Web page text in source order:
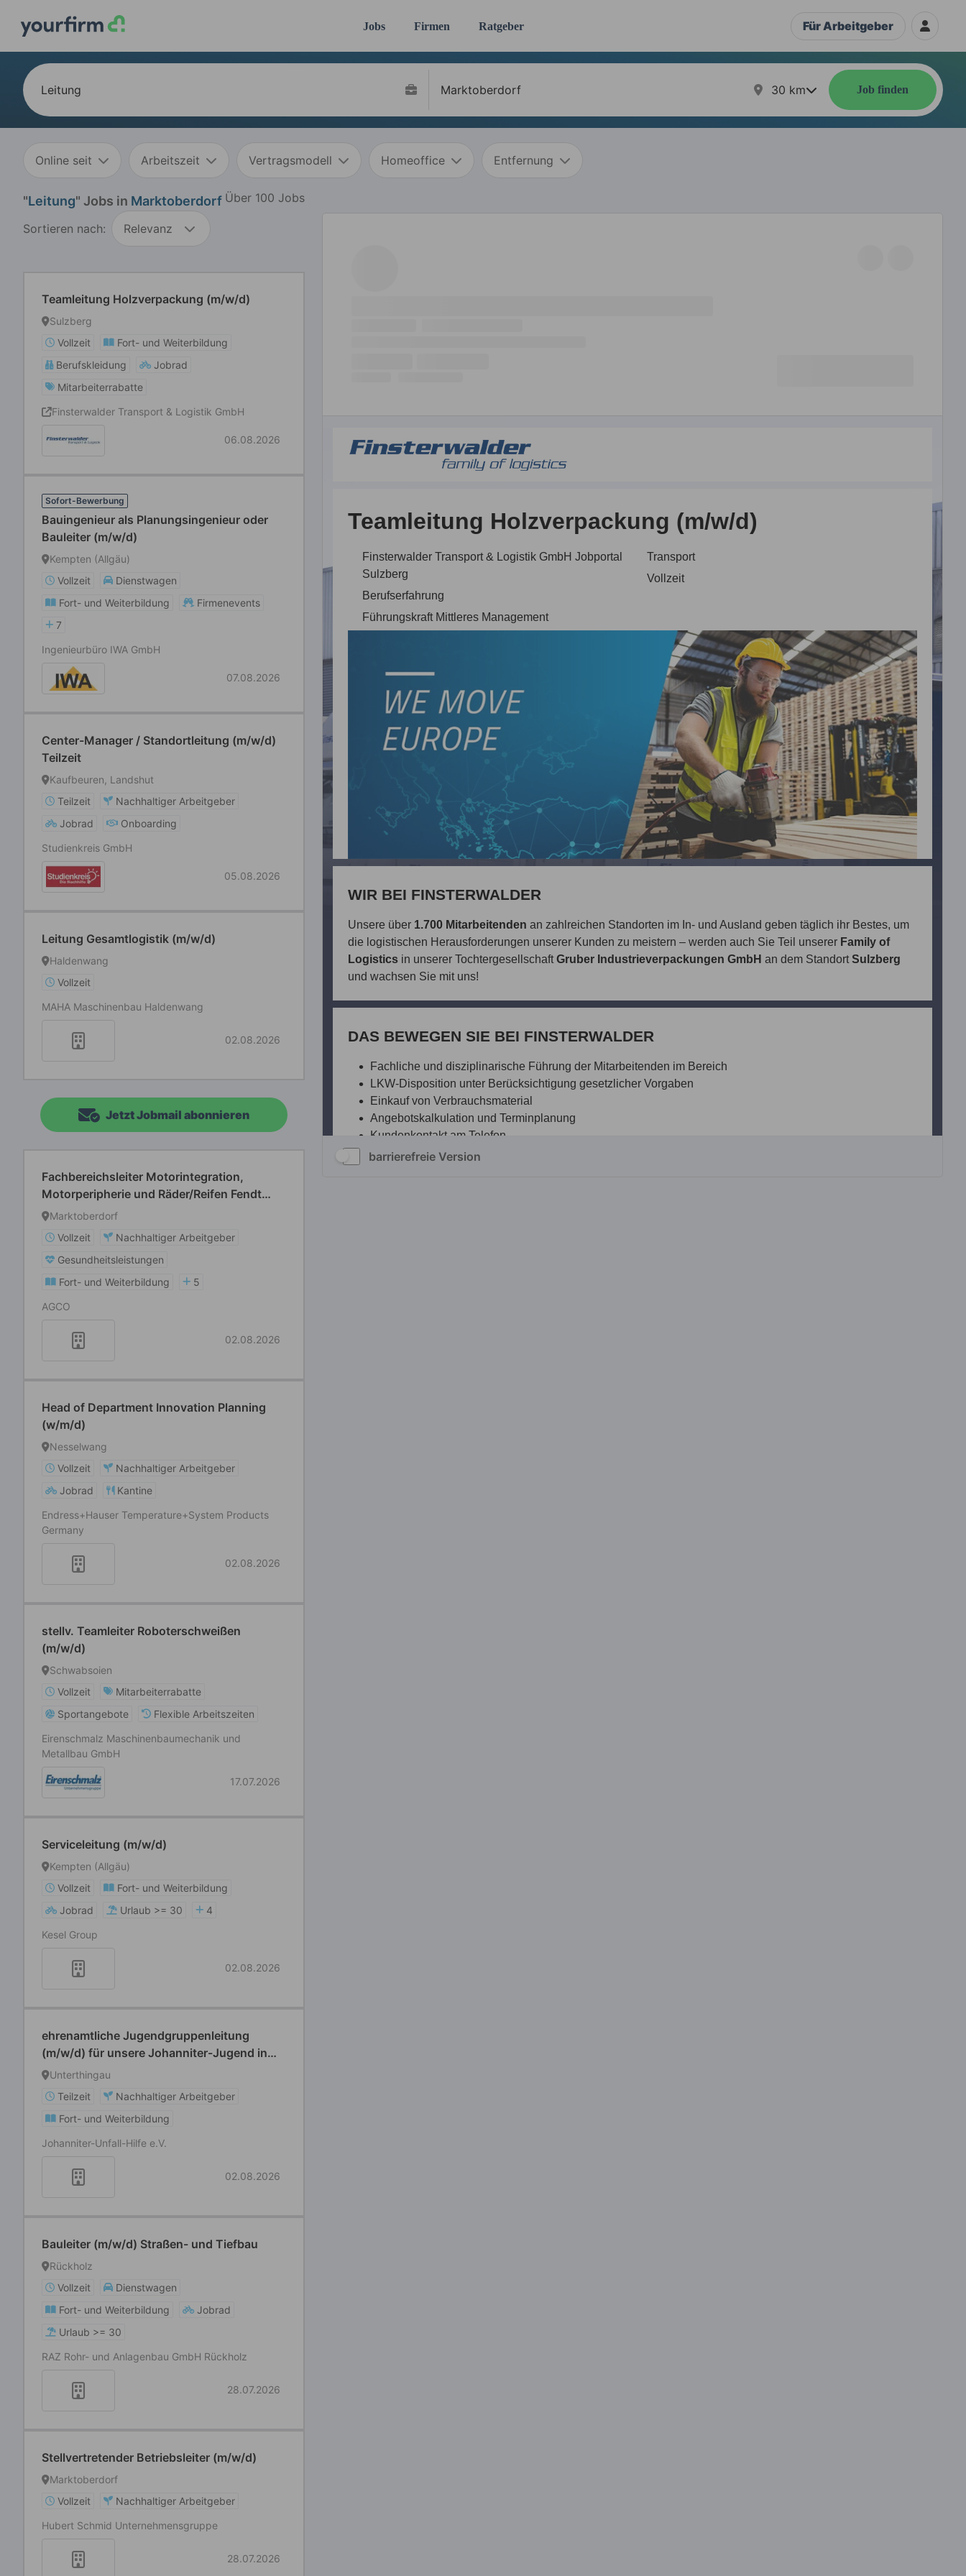
Jobs Firmen Ratgeber Für Arbeitgeber
30 km Job finden
Online seit Arbeitszeit Vertragsmodell Homeoffice Entfernung
"Leitung" Jobs in Marktoberdorf Über 100 Jobs
Sortieren nach: Relevanz
Teamleitung Holzverpackung (m/w/d)
Sulzberg
Vollzeit
Fort- und Weiterbildung
Berufskleidung
Jobrad
Mitarbeiterrabatte
Finsterwalder Transport & Logistik GmbH
06.08.2026
Sofort-Bewerbung
Bauingenieur als Planungsingenieur oder
Bauleiter (m/w/d)
Kempten (Allgäu)
Vollzeit
Dienstwagen
Fort- und Weiterbildung
Firmenevents
7
Ingenieurbüro IWA GmbH
07.08.2026
Center-Manager / Standortleitung (m/w/d)
Teilzeit
Kaufbeuren, Landshut
Teilzeit
Nachhaltiger Arbeitgeber
Jobrad
Onboarding
Studienkreis GmbH
05.08.2026
Leitung Gesamtlogistik (m/w/d)
Haldenwang
Vollzeit
MAHA Maschinenbau Haldenwang
02.08.2026
Jetzt Jobmail abonnieren
Fachbereichsleiter Motorintegration,
Motorperipherie und Räder/Reifen Fendt
Traktoren (m/w/d)
Marktoberdorf
Vollzeit
Nachhaltiger Arbeitgeber
Gesundheitsleistungen
Fort- und Weiterbildung
5
AGCO
02.08.2026
Head of Department Innovation Planning
(w/m/d)
Nesselwang
Vollzeit
Nachhaltiger Arbeitgeber
Jobrad
Kantine
Endress+Hauser Temperature+System Products
Germany
02.08.2026
stellv. Teamleiter Roboterschweißen
(m/w/d)
Schwabsoien
Vollzeit
Mitarbeiterrabatte
Sportangebote
Flexible Arbeitszeiten
Eirenschmalz Maschinenbaumechanik und
Metallbau GmbH
17.07.2026
Serviceleitung (m/w/d)
Kempten (Allgäu)
Vollzeit
Fort- und Weiterbildung
Jobrad
Urlaub >= 30
4
Kesel Group
02.08.2026
ehrenamtliche Jugendgruppenleitung
(m/w/d) für unsere Johanniter-Jugend in
Unterthingau
Unterthingau
Teilzeit
Nachhaltiger Arbeitgeber
Fort- und Weiterbildung
Johanniter-Unfall-Hilfe e.V.
02.08.2026
Bauleiter (m/w/d) Straßen- und Tiefbau
Rückholz
Vollzeit
Dienstwagen
Fort- und Weiterbildung
Jobrad
Urlaub >= 30
RAZ Rohr- und Anlagenbau GmbH Rückholz
28.07.2026
Stellvertretender Betriebsleiter (m/w/d)
Marktoberdorf
Vollzeit
Nachhaltiger Arbeitgeber
Hubert Schmid Unternehmensgruppe
28.07.2026
barrierefreie Version